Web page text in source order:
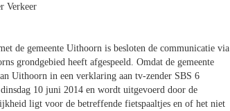
Verkeer
de gemeente Uithoorn is besloten de communicatie via
grondgebied heeft afgespeeld. Omdat de gemeente
Uithoorn in een verklaring aan tv-zender SBS 6
10 juni 2014 en wordt uitgevoerd door de
ligt voor de betreffende fietspaaltjes en of het niet